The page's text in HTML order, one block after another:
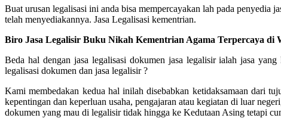
Buat urusan legalisasi ini anda bisa mempercayakan lah pada penyedia
telah menyediakannya. Jasa Legalisasi kementrian.
Biro Jasa Legalisir Buku Nikah Kementrian Agama Terpercaya di
Beda hal dengan jasa legalisasi dokumen jasa legalisir ialah jasa
legalisasi dokumen dan jasa legalisir ?
Kami membedakan kedua hal inilah disebabkan ketidaksamaan dari
kepentingan dan keperluan usaha, pengajaran atau kegiatan di luar
dokumen yang mau di legalisir tidak hingga ke Kedutaan Asing tetapi